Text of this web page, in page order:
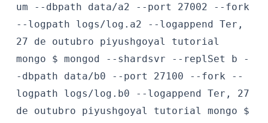
um --dbpath data/a2 --port 27002 --fork
--logpath logs/log.a2 --logappend Ter,
27 de outubro piyushgoyal
tutorial
mongo $mongod --shardsvr --replSet b -
-dbpath data/b0 --port 27100 --fork --
logpath logs/log.b0 --logappend Ter, 27
de outubro piyushgoyal
tutorial mongo $